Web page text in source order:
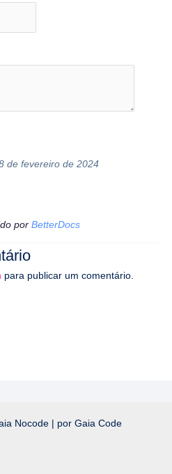
de fevereiro de 2024
por BetterDocs
para publicar um comentário.
Nocode | por Gaia Code